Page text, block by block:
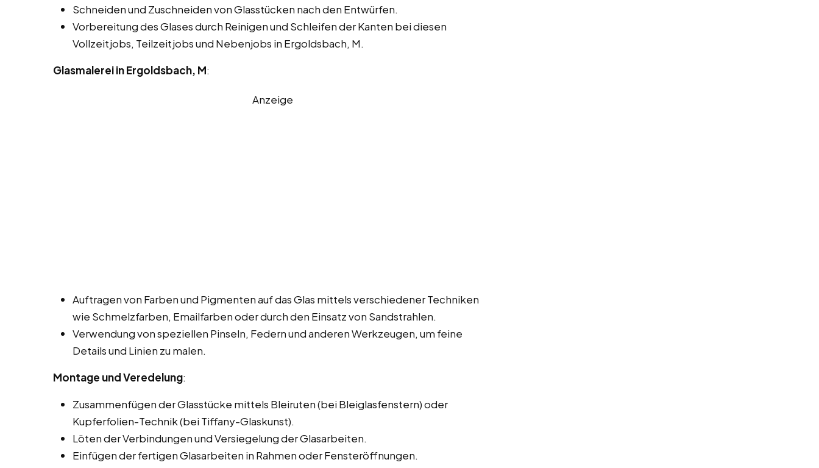
Schneiden und Zuschneiden von Glasstücken nach den Entwürfen.
Vorbereitung des Glases durch Reinigen und Schleifen der Kanten bei diesen
Vollzeitjobs, Teilzeitjobs und Nebenjobs in Ergoldsbach, M.
Glasmalerei in Ergoldsbach, M:
Anzeige
Auftragen von Farben und Pigmenten auf das Glas mittels verschiedener Techniken
wie Schmelzfarben, Emailfarben oder durch den Einsatz von Sandstrahlen.
Verwendung von speziellen Pinseln, Federn und anderen Werkzeugen, um feine
Details und Linien zu malen.
Montage und Veredelung:
Zusammenfügen der Glasstücke mittels Bleiruten (bei Bleiglasfenstern) oder
Kupferfolien-Technik (bei Tiffany-Glaskunst).
Löten der Verbindungen und Versiegelung der Glasarbeiten.
Einfügen der fertigen Glasarbeiten in Rahmen oder Fensteröffnungen.